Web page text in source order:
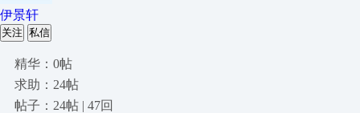
伊景轩
关注 私信
精华：0帖
求助：24帖
帖子：24帖 | 47回